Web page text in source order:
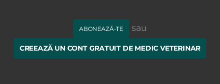
ABONEAZĂ-TE sau
CREEAZĂ UN CONT GRATUIT DE MEDIC VETERINAR